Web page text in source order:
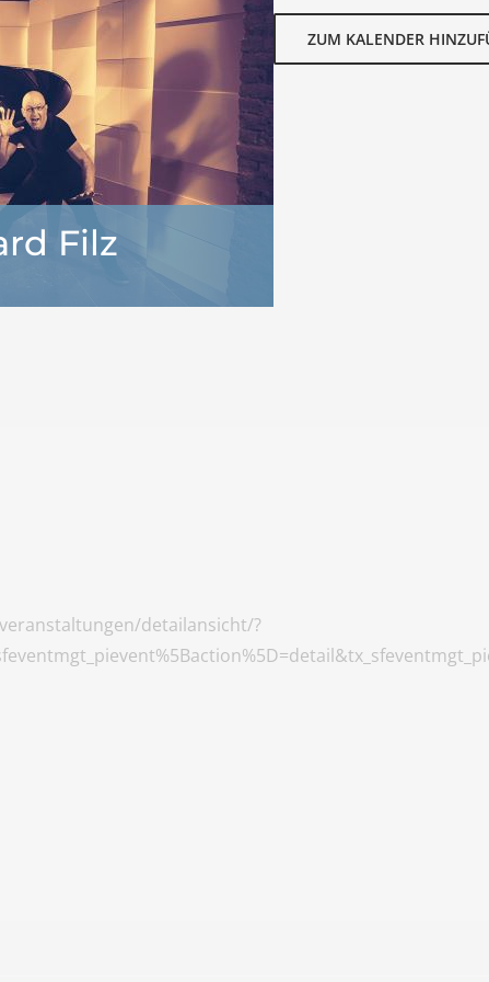
Filz
ZUM KALENDER
detailansicht/?